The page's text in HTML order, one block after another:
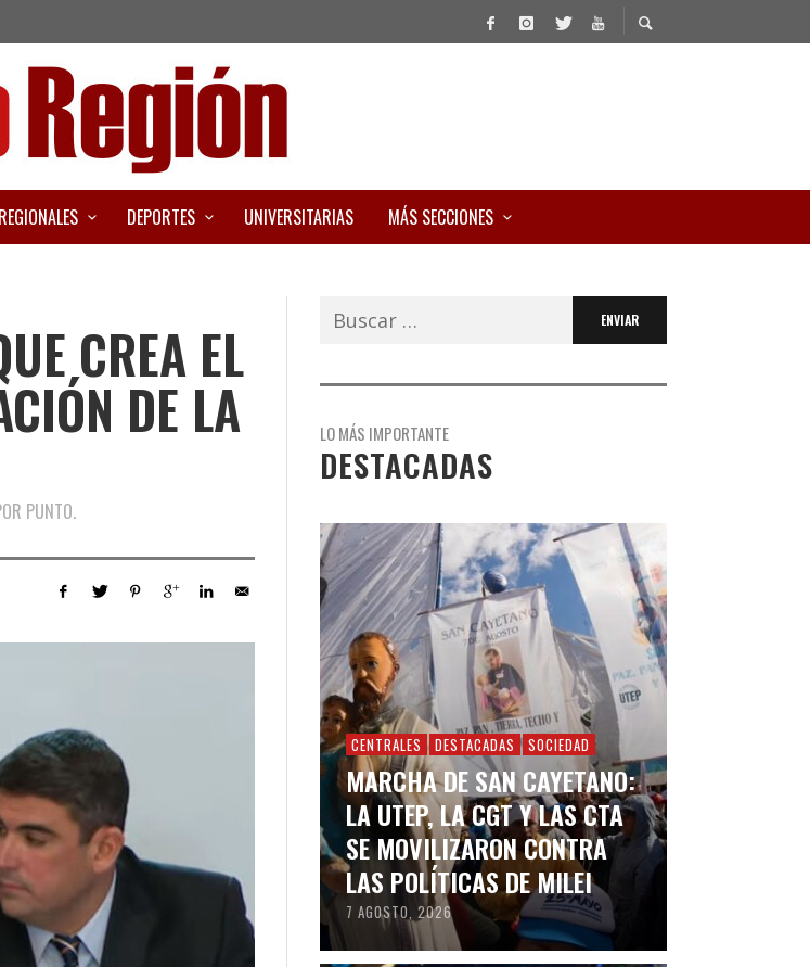
REGIONALES DEPORTES UNIVERSITARIAS MÁS SECCIONES
CREA EL
DE LA
PUNTO.
Buscar:
LO MÁS IMPORTANTE
DESTACADAS
CENTRALES DESTACADAS SOCIEDAD
MARCHA DE SAN CAYETANO:
LA UTEP, LA CGT Y LAS CTA
SE MOVILIZARON CONTRA
LAS POLÍTICAS DE MILEI
7 AGOSTO, 2026